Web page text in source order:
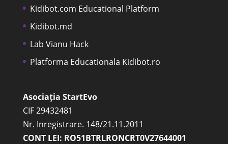
Kidibot.md
Lab Vianu Hack
Platforma Educationala Kidibot.ro
CIF 29432481
Nr. Inregistrare. 148/21.11.2011
CONT LEI: RO51BTRLRONCRT0V27644001
CONT EUR: RO36BTRLEURCRT0V27644001